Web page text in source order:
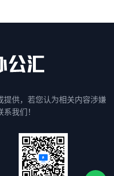
提供，若您认为相关内容涉嫌
我们！